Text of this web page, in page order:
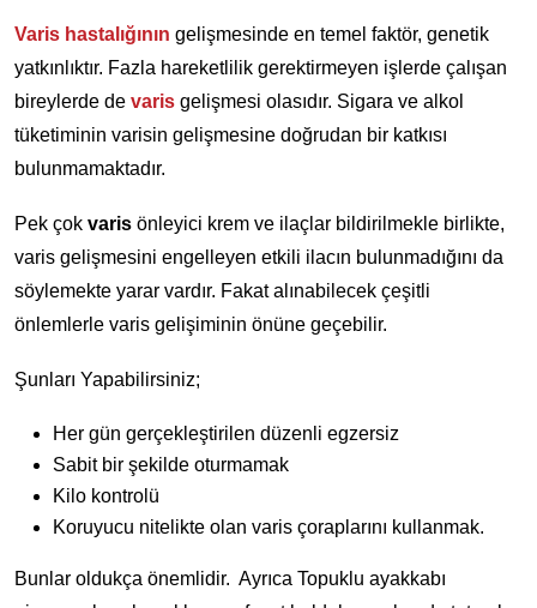
Varis hastalığının gelişmesinde en temel faktör, genetik
yatkınlıktır. Fazla hareketlilik gerektirmeyen işlerde çalışan
bireylerde de varis gelişmesi olasıdır. Sigara ve alkol
tüketiminin varisin gelişmesine doğrudan bir katkısı
bulunmamaktadır.
Pek çok varis önleyici krem ve ilaçlar bildirilmekle birlikte,
varis gelişmesini engelleyen etkili ilacın bulunmadığını da
söylemekte yarar vardır. Fakat alınabilecek çeşitli
önlemlerle varis gelişiminin önüne geçebilir.
Şunları Yapabilirsiniz;
Her gün gerçekleştirilen düzenli egzersiz
Sabit bir şekilde oturmamak
Kilo kontrolü
Koruyucu nitelikte olan varis çoraplarını kullanmak.
Bunlar oldukça önemlidir. Ayrıca Topuklu ayakkabı